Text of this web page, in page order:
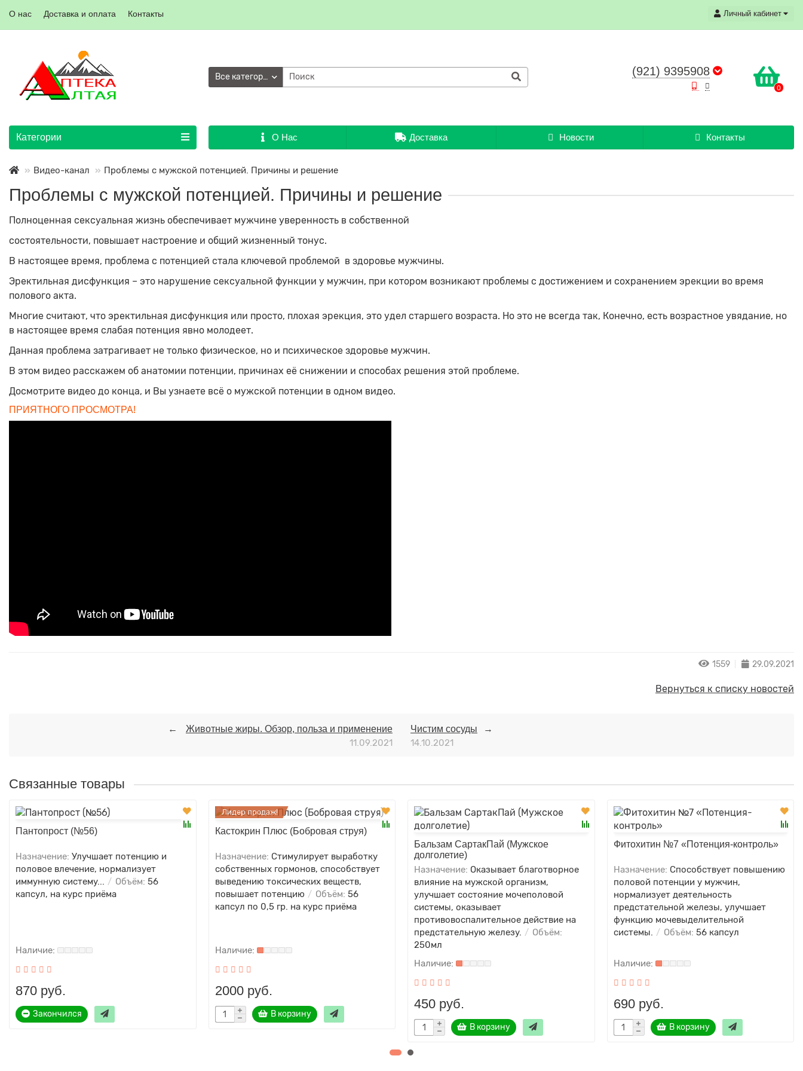
Личный кабинет
О нас Доставка и оплата Контакты
(921) 9395908
0
Все категории
Категории О Нас Доставка Новости Контакты
Видео-канал Проблемы с мужской потенцией. Причины и решение
Проблемы с мужской потенцией. Причины и решение
Полноценная сексуальная жизнь обеспечивает мужчине уверенность в собственной
состоятельности, повышает настроение и общий жизненный тонус.
В настоящее время, проблема с потенцией стала ключевой проблемой в здоровье мужчины.
Эректильная дисфункция – это нарушение сексуальной функции у мужчин, при котором возникают проблемы с достижением и сохранением эрекции во время
полового акта.
Многие считают, что эректильная дисфункция или просто, плохая эрекция, это удел старшего возраста. Но это не всегда так, Конечно, есть возрастное увядание, но
в настоящее время слабая потенция явно молодеет.
Данная проблема затрагивает не только физическое, но и психическое здоровье мужчин.
В этом видео расскажем об анатомии потенции, причинах её снижении и способах решения этой проблеме.
Досмотрите видео до конца, и Вы узнаете всё о мужской потенции в одном видео.
ПРИЯТНОГО ПРОСМОТРА!
1559 29.09.2021
Вернуться к списку новостей
Животные жиры. Обзор, польза и применение
11.09.2021
Чистим сосуды
14.10.2021
Связанные товары
Пантопрост (№56)
Назначение: Улучшает потенцию и
половое влечение, нормализует
иммунную систему...
Объём: 56
капсул, на курс приёма
870 руб.
Закончился
Лидер продаж!
Кастокрин Плюс (Бобровая струя)
Назначение: Стимулирует выработку
собственных гормонов, способствует
выведению токсических веществ,
повышает потенцию
Объём: 56
капсул по 0,5 гр. на курс приёма
2000 руб.
В корзину
Бальзам СартакПай (Мужское
долголетие)
Назначение: Оказывает благотворное
влияние на мужской организм,
улучшает состояние мочеполовой
системы, оказывает
противовоспалительное действие на
предстательную железу.
Объём:
250мл
450 руб.
В корзину
Фитохитин №7 «Потенция-контроль»
Назначение: Способствует повышению
половой потенции у мужчин,
нормализует деятельность
предстательной железы, улучшает
функцию мочевыделительной
системы.
Объём: 56 капсул
690 руб.
В корзину